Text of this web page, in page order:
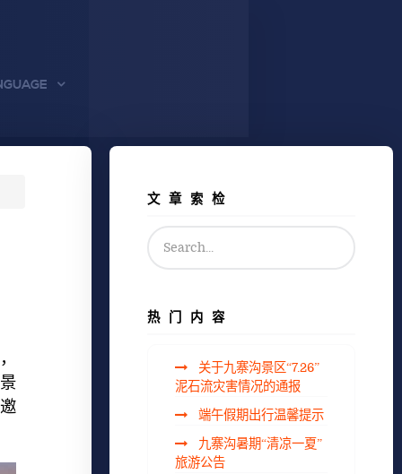
文章索检
热门内容
关于九寨沟景区“7.26”
泥石流灾害情况的通报
端午假期出行温馨提示
九寨沟暑期“清凉一夏”
旅游公告